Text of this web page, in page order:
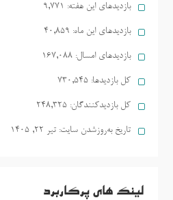
بازدیدهای این هفته: 9,771
بازدیدهای این ماه: 40,859
بازدیدهای امسال: 167,088
کل بازدیدها: 730,545
کل بازدیدکنند‌گان: 248,325
تاریخ به‌روزشدن سایت: تیر ۲۲, ۱۴۰۵
لینک های پرکاربرد